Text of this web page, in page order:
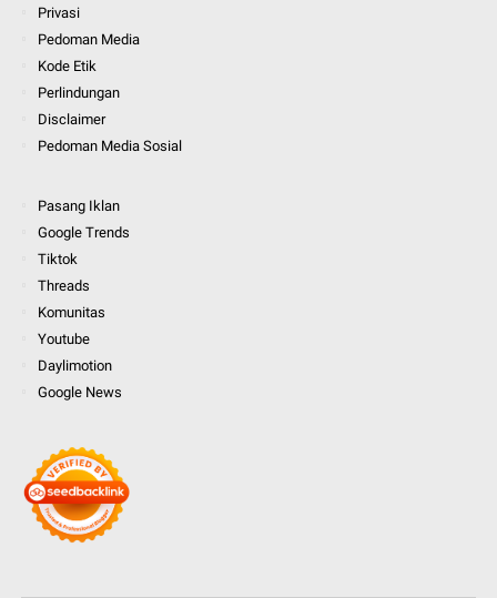
Privasi
Pedoman Media
Kode Etik
Perlindungan
Disclaimer
Pedoman Media Sosial
Pasang Iklan
Google Trends
Tiktok
Threads
Komunitas
Youtube
Daylimotion
Google News